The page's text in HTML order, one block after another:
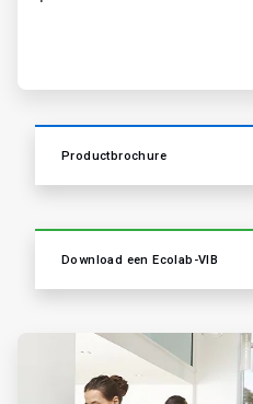
Productbrochure
Download een Ecolab-VIB